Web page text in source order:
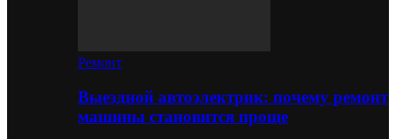
Ремонт
Выездной автоэлектрик: почему ремонт
машины становится проще